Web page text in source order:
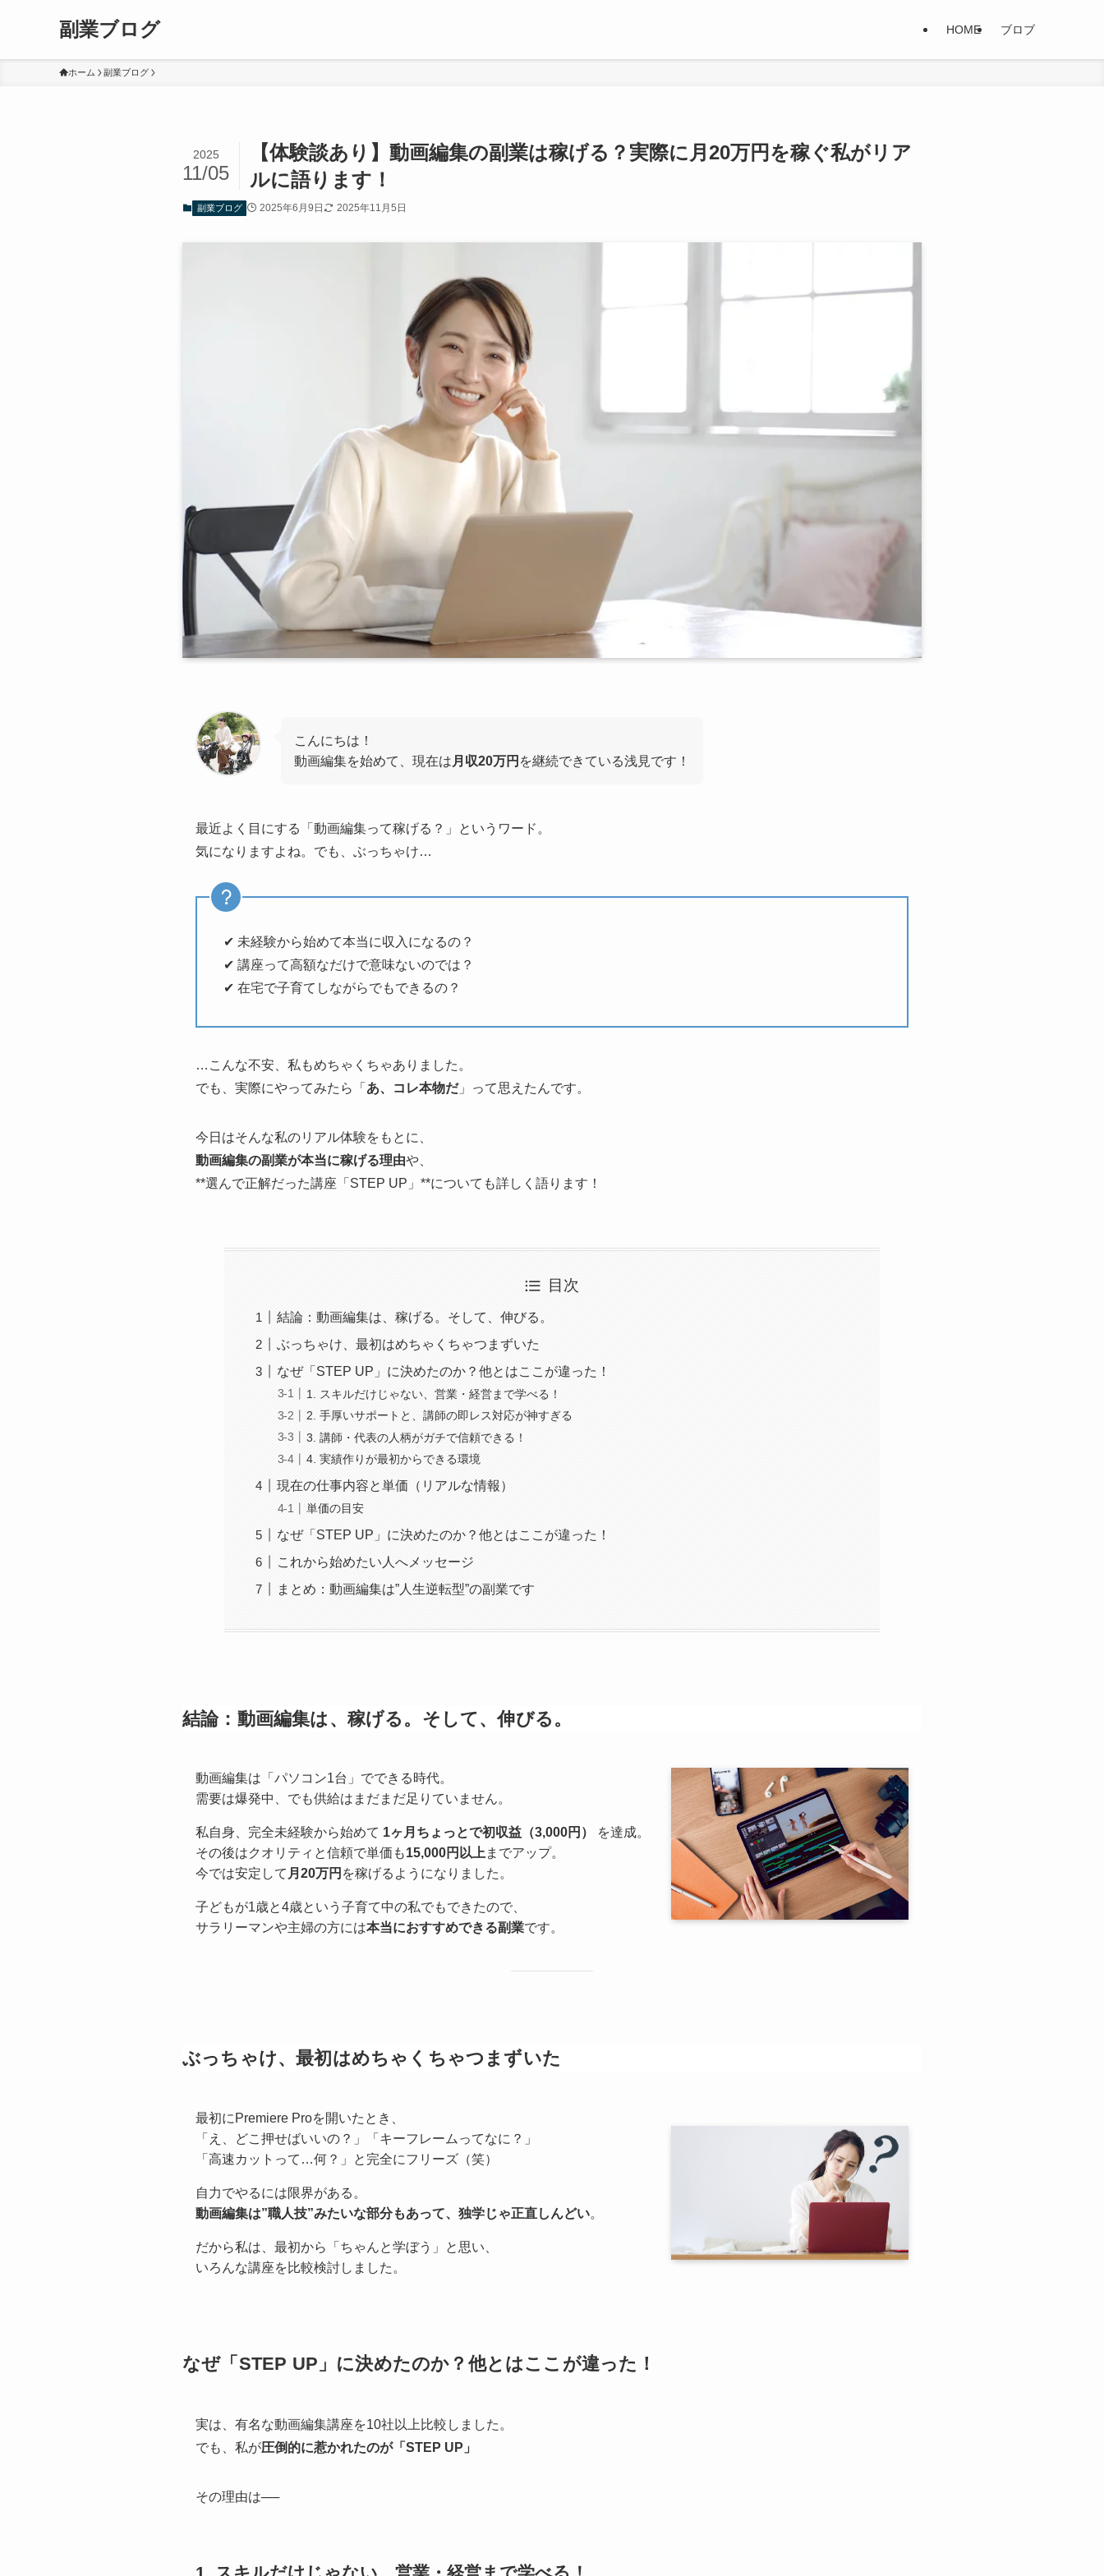
副業ブログ HOME ブロブ
ホーム 副業ブログ
【体験談あり】動画編集の副業は稼げる？実際に月20万円を稼ぐ私がリア
ルに語ります！
2025
11/05
副業ブログ 2025年6月9日 2025年11月5日
こんにちは！
動画編集を始めて、現在は 月収20万円 を継続できている浅見です！
最近よく目にする「動画編集って稼げる？」というワード。
気になりますよね。でも、ぶっちゃけ…
✔ 未経験から始めて本当に収入になるの？
✔ 講座って高額なだけで意味ないのでは？
✔ 在宅で子育てしながらでもできるの？
…こんな不安、私もめちゃくちゃありました。
でも、実際にやってみたら「 あ、コレ本物だ」って思えたんです。
今日はそんな私のリアル体験をもとに、
動画編集の副業が本当に稼げる理由や、
**選んで正解だった講座「STEP UP」**についても詳しく語ります！
目次
結論：動画編集は、稼げる。そして、伸びる。
ぶっちゃけ、最初はめちゃくちゃつまずいた
なぜ「STEP UP」に決めたのか？他とはここが違った！
1. スキルだけじゃない、営業・経営まで学べる！
2. 手厚いサポートと、講師の即レス対応が神すぎる
3. 講師・代表の人柄がガチで信頼できる！
4. 実績作りが最初からできる環境
現在の仕事内容と単価（リアルな情報）
単価の目安
なぜ「STEP UP」に決めたのか？他とはここが違った！
これから始めたい人へメッセージ
まとめ：動画編集は”人生逆転型”の副業です
結論：動画編集は、稼げる。そして、伸びる。
動画編集は「パソコン1台」でできる時代。
需要は爆発中、でも供給はまだまだ足りていません。
私自身、完全未経験から始めて 1ヶ月ちょっとで初収益（3,000円）
を達成。
その後はクオリティと信頼で単価も15,000円以上までアップ。
今では安定して 月20万円 を稼げるようになりました。
子どもが1歳と4歳という子育て中の私でもできたので、
サラリーマンや主婦の方には本当におすすめできる副業です。
ぶっちゃけ、最初はめちゃくちゃつまずいた
最初にPremiere Proを開いたとき、
「え、どこ押せばいいの？」「キーフレームってなに？」
「高速カットって…何？」と完全にフリーズ（笑）
自力でやるには限界がある。
動画編集は”職人技”みたいな部分もあって、独学じゃ正直しんどい。
だから私は、最初から「ちゃんと学ぼう」と思い、
いろんな講座を比較検討しました。
なぜ「STEP UP」に決めたのか？他とはここが違った！
実は、有名な動画編集講座を10社以上比較しました。
でも、私が圧倒的に惹かれたのが「STEP UP」
その理由は──
1. スキルだけじゃない、営業・経営まで学べる！